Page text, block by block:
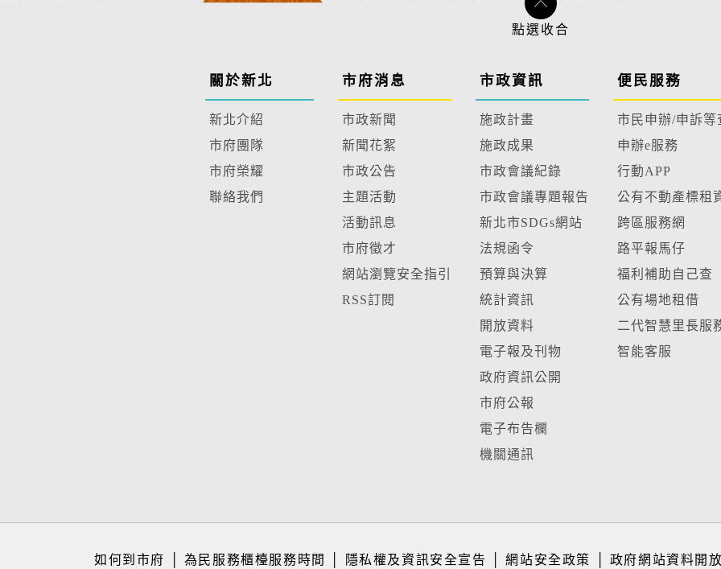
關於新北
新北介紹
市府團隊
市府榮耀
聯絡我們
市府消息
市政新聞
新聞花絮
市政公告
主題活動
活動訊息
市府徵才
網站瀏覽安全指引
RSS訂閱
市政資訊
施政計畫
施政成果
市政會議紀錄
市政會議專題報告
新北市SDGs網站
法規函令
預算與決算
統計資訊
開放資料
電子報及刊物
政府資訊公開
市府公報
電子布告欄
機關通訊
便民服務
市民申辦/申訴等
申辦e服務
行動APP
公有不動產標租
跨區服務網
路平報馬仔
福利補助自己查
公有場地租借
二代智慧里長服
智能客服
如何到市府 為民服務櫃檯服務時間 隱私權及資訊安全宣告 │網站安全政策 政府網站資料開